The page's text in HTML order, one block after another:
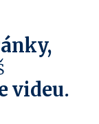
videu.